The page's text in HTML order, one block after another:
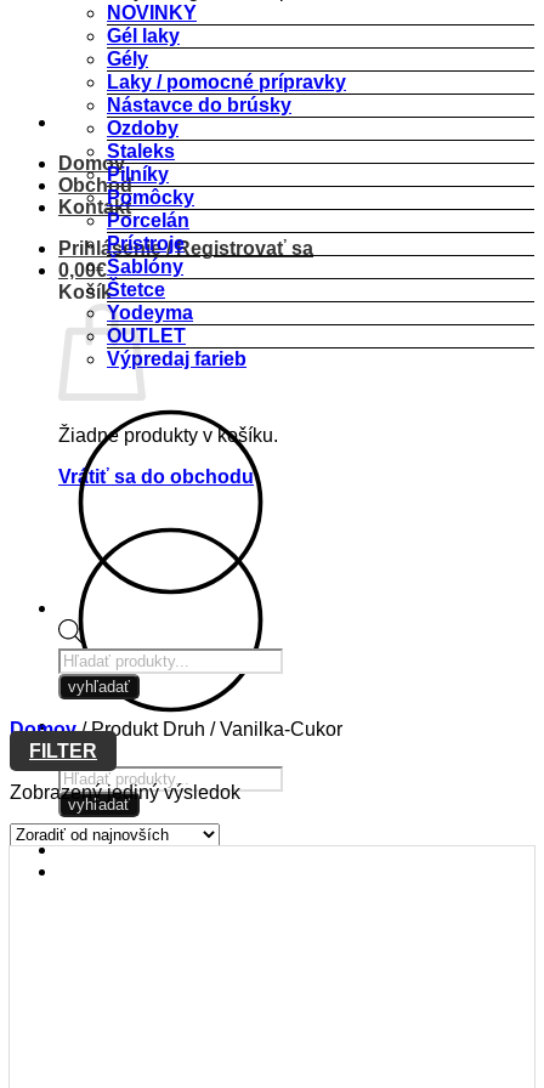
Domov
Obchod
Kontakt
Prihlásenie / Registrovať sa
0,00€
Košík
Žiadne produkty v košíku.
Vrátiť sa do obchodu
Products
search
vyhľadať
NOVINKY
Gél laky
Gély
Laky / pomocné prípravky
Nástavce do brúsky
Ozdoby
Staleks
Pilníky
Pomôcky
Porcelán
Prístroje
Šablóny
Štetce
Yodeyma
OUTLET
Výpredaj farieb
Products
search
vyhľadať
Domov /Produkt Druh /Vanilka-Cukor
FILTER
Zobrazený jediný výsledok